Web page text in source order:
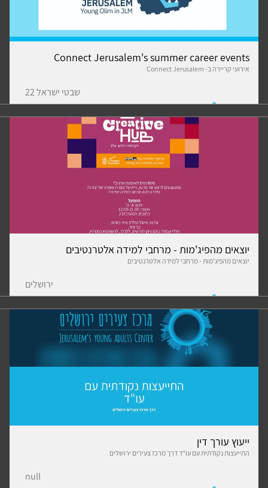
Connect Jerusalem's summer career events
אירועי קריירה ב- Connect Jerusalem
שבטי ישראל 22
יוצאים מהפיג'מות - מרחבי למידה אלטרנטיבים
יוצאים מהפיג'מות - מרחבי למידה אלטרנטיבים
ירושלים
ייעוץ עורך דין
התייעצות נקודתית עם עו"ד דרך מרכז צעירים ירושלים
null